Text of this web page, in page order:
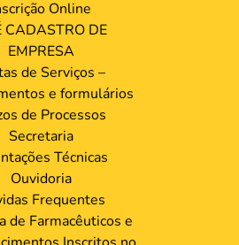
Online
CADASTRO DE
EMPRESA
de Serviços –
e formulários
de Processos
Secretaria
Técnicas
Ouvidoria
Frequentes
de Farmacêuticos e